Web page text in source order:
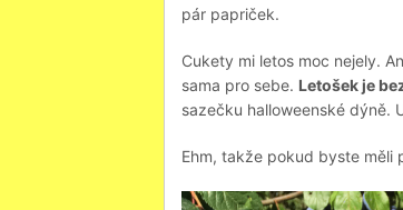
pár papriček.
Cukety mi letos moc nejely.
sama pro sebe. Letošek je
sazečku halloweenské dýně.
Ehm, takže pokud byste měli